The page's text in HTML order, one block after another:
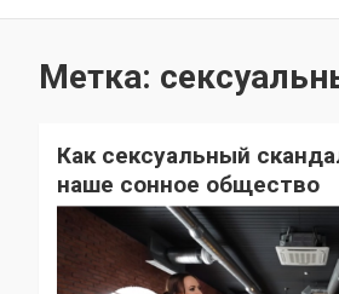
Метка:
Как сексуальный
наше сонное общество